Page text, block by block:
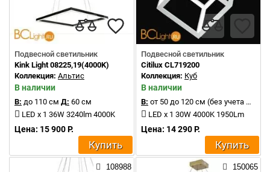
Подвесной светильник
Kink Light 08225,19(4000K)
Коллекция: Альтис
В наличии
В: до 110 см Д: 60 см
LED x 1 36W 3240lm 4000K
Цена: 15 900 Р.
Купить
Подвесной светильник
Citilux CL719200
Коллекция: Куб
В наличии
В: от 50 до 120 см (без учета цепи)
LED x 1 30W 4000K 1950Lm
Цена: 14 290 Р.
Купить
108988 150065